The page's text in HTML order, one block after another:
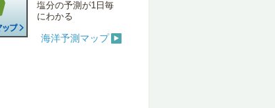
塩分の予測が1日毎
にわかる
海洋予測マップ